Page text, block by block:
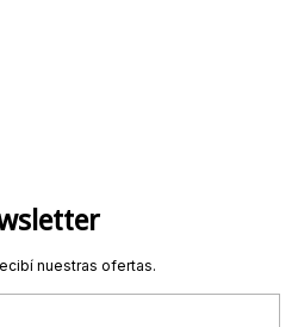
nuestras ofertas.